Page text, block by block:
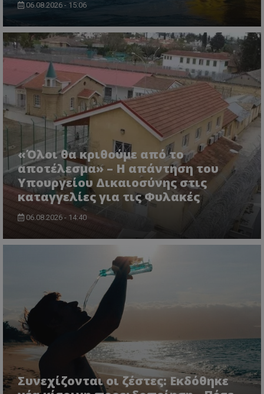
06.08.2026 - 15:06
«Όλοι θα κριθούμε από το
αποτέλεσμα» – Η απάντηση του
Υπουργείου Δικαιοσύνης στις
καταγγελίες για τις Φυλακές
06.08.2026 - 14:40
Συνεχίζονται οι ζέστες: Εκδόθηκε